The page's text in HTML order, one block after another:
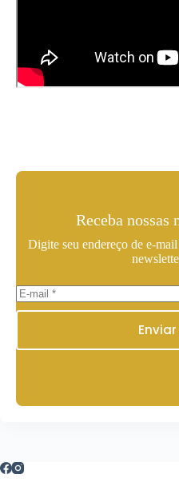
Receba nossas
Digite seu endereço de e-
Enviar